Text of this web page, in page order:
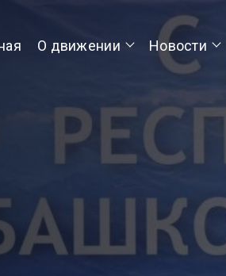
О движении Новости